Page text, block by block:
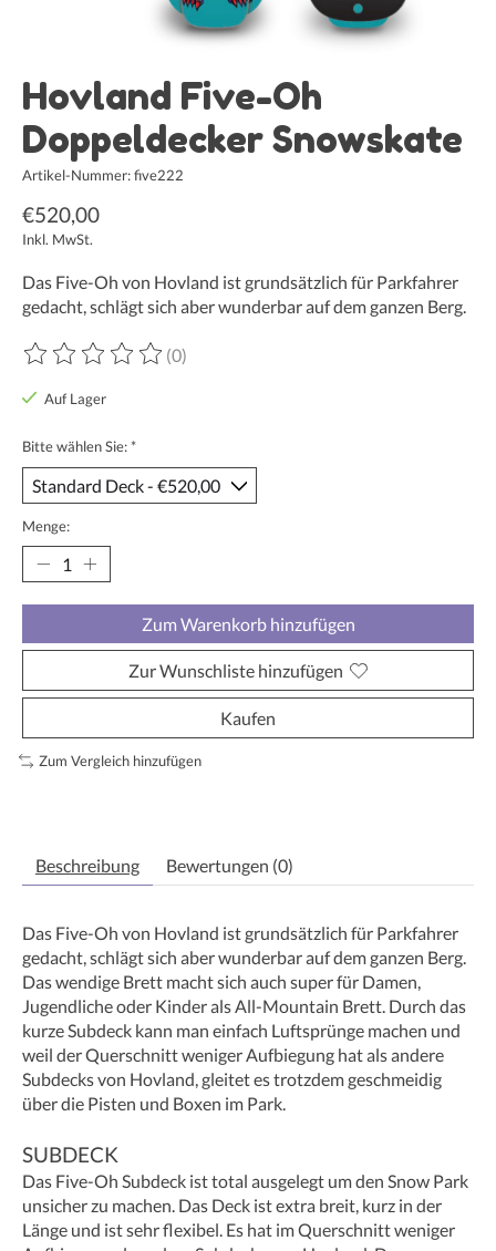
Hovland Five-Oh
Doppeldecker Snowskate
Artikel-Nummer: five222
€520,00
Inkl. MwSt.
Das Five-Oh von Hovland ist grundsätzlich für Parkfahrer
gedacht, schlägt sich aber wunderbar auf dem ganzen Berg.
Die Bewertung dieses Produkts ist
(0)
Auf Lager
Bitte wählen Sie:*
Menge:
Zum Warenkorb hinzufügen
Zur Wunschliste hinzufügen
Kaufen
Zum Vergleich hinzufügen
Beschreibung Bewertungen (0)
Das Five-Oh von Hovland ist grundsätzlich für Parkfahrer
gedacht, schlägt sich aber wunderbar auf dem ganzen Berg.
Das wendige Brett macht sich auch super für Damen,
Jugendliche oder Kinder als All-Mountain Brett. Durch das
kurze Subdeck kann man einfach Luftsprünge machen und
weil der Querschnitt weniger Aufbiegung hat als andere
Subdecks von Hovland, gleitet es trotzdem geschmeidig
über die Pisten und Boxen im Park.
SUBDECK
Das Five-Oh Subdeck ist total ausgelegt um den Snow Park
unsicher zu machen. Das Deck ist extra breit, kurz in der
Länge und ist sehr flexibel. Es hat im Querschnitt weniger